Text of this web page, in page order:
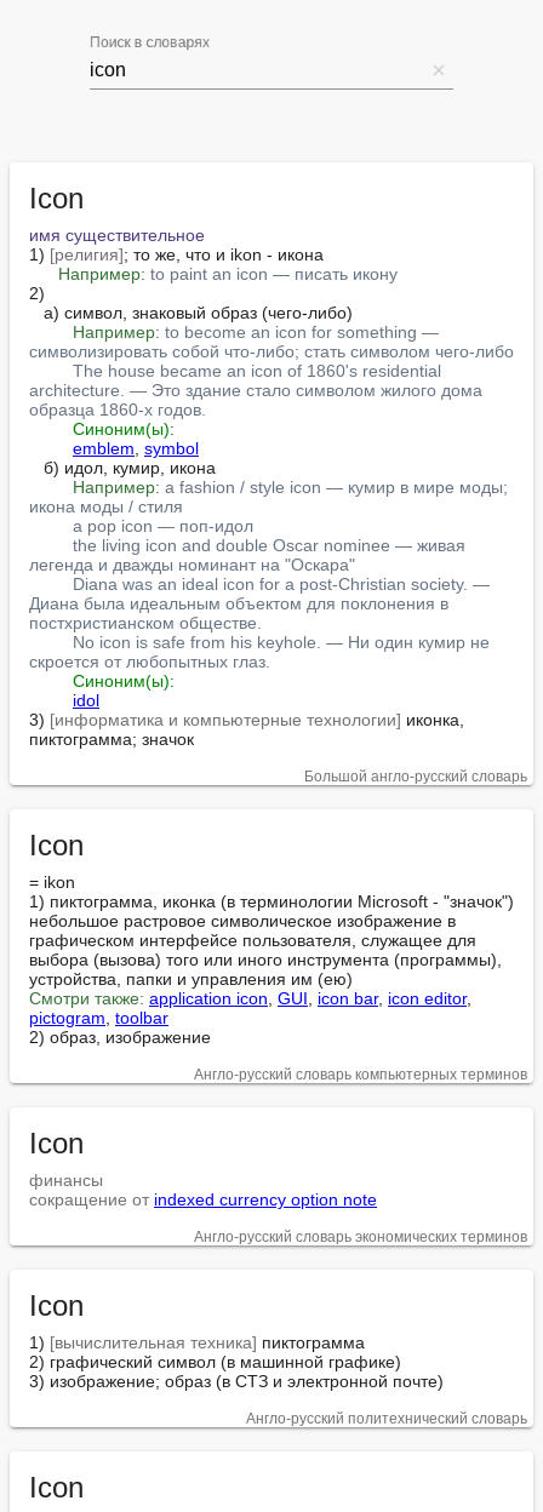
Поиск в словарях
Icon
имя существительное
1) [религия]; то же, что и ikon - икона
Например: to paint an icon — писать икону
2)
Например: to become an icon for something —
символизировать собой что-либо; стать символом чего-либо
The house became an icon of 1860's residential
architecture. — Это здание стало символом жилого дома
образца 1860-х годов.
Синоним(ы):
emblem symbol
Например: a fashion / style icon — кумир в мире моды;
икона моды / стиля
a pop icon — поп-идол
the living icon and double Oscar nominee — живая
легенда и дважды номинант на "Оскара"
Diana was an ideal icon for a post-Christian society. —
Диана была идеальным объектом для поклонения в
постхристианском обществе.
No icon is safe from his keyhole. — Ни один кумир не
скроется от любопытных глаз.
Синоним(ы):
idol
3) [информатика и компьютерные технологии] иконка,
пиктограмма; значок
Большой англо-русский словарь
Icon
= ikon
1) пиктограмма, иконка (в терминологии Microsoft - "значок")
небольшое растровое символическое изображение в
графическом интерфейсе пользователя, служащее для
выбора (вызова) того или иного инструмента (программы),
Смотри также: application icon GUI icon bar, icon editor
pictogram toolbar
2) образ, изображение
Англо-русский словарь компьютерных терминов
Icon
финансы
сокращение от indexed currency option note
Англо-русский словарь экономических терминов
Icon
1) [вычислительная техника] пиктограмма
2) графический символ (в машинной графике)
3) изображение; образ (в СТЗ и электронной почте)
Англо-русский политехнический словарь
Icon